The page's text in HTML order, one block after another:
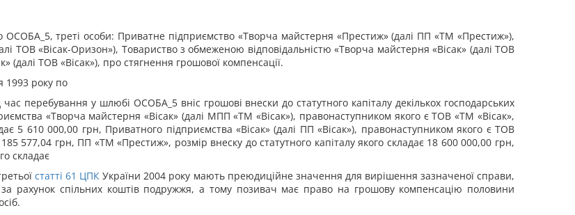
треті особи: Приватне підприємство «Творча майстерня «Престиж» (далі ПП «ТМ «Престиж»),
ТОВ «Вісак-Оризон»), Товариство з обмеженою відповідальністю «Творча майстерня «Вісак» (далі ТОВ
(далі ТОВ «Вісак»), про стягнення грошової компенсації.
1993 року по
перебування у шлюбі ОСОБА_5 вніс грошові внески до статутного капіталу декількох господарських
«Творча майстерня «Вісак» (далі МПП «ТМ «Вісак»), правонаступником якого є ТОВ «ТМ «Вісак»,
5 610 000,00 грн, Приватного підприємства «Вісак» (далі ПП «Вісак»), правонаступником якого є ТОВ
185 577,04 грн, ПП «ТМ «Престиж», розмір внеску до статутного капіталу якого складає 18 600 000,00 грн,
складає
статті 61 ЦПК України 2004 року мають преюдиційне значення для вирішення зазначеної справи,
рахунок спільних коштів подружжя, а тому позивач має право на грошову компенсацію половини